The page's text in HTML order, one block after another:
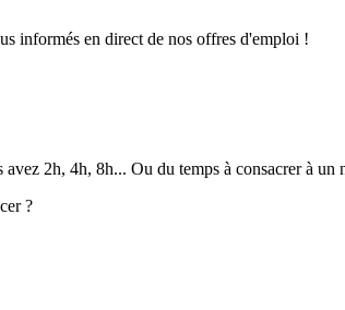
informés en direct de nos offres d'emploi !
2h, 4h, 8h... Ou du temps à consacrer à un
?